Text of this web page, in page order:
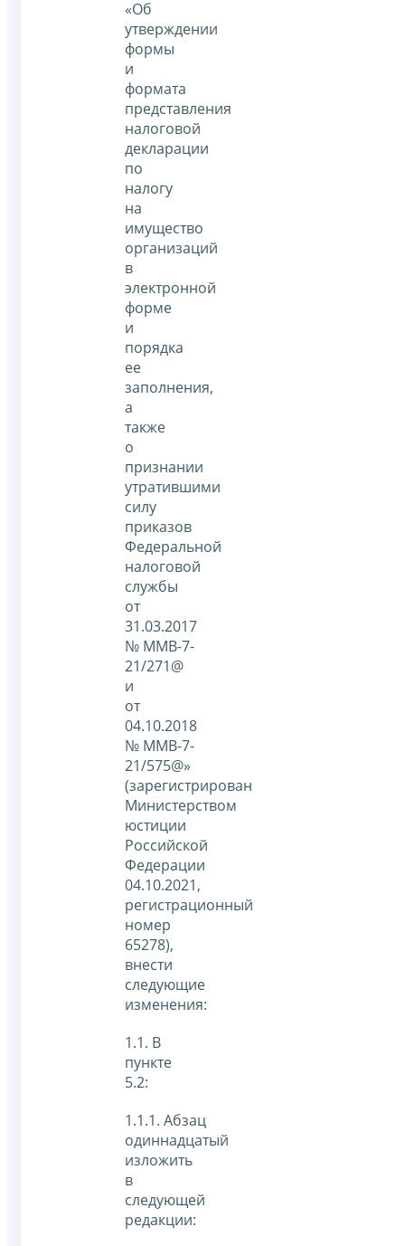
«Об
утверждении
формы
и
формата
представления
налоговой
декларации
по
налогу
на
имущество
организаций
в
электронной
форме
и
порядка
ее
заполнения,
а
также
о
признании
утратившими
силу
приказов
Федеральной
налоговой
службы
от
31.03.2017
№ ММВ-7-
21/271@
и
от
04.10.2018
№ ММВ-7-
21/575@»
(зарегистрирован
Министерством
юстиции
Российской
Федерации
04.10.2021,
регистрационный
номер
65278),
внести
следующие
изменения:
1.1. В
пункте
5.2:
1.1.1. Абзац
одиннадцатый
изложить
в
следующей
редакции: